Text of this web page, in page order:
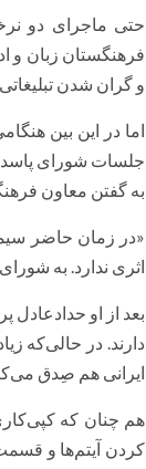
حتی ماجرای دو
فرهنگستان زبان و
و گران شدن
اما در این بین
جلسات شورای
به گفتن معاون
اثری ندارد. به
بعد از او
دارند. در حالی‌که
ایرانی هم صِدق
هم چنان که
کردن آیتم‌ها و